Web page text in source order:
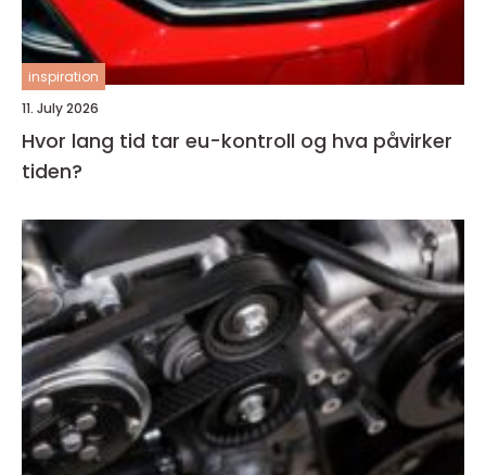
inspiration
11. July 2026
Hvor lang tid tar eu-kontroll og hva påvirker
tiden?